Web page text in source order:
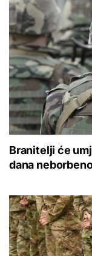
Branitelji će
dana